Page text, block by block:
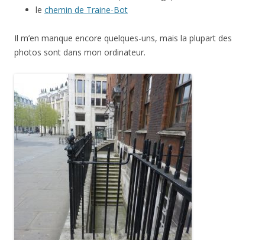
le chemin de Traine-Bot
Il m’en manque encore quelques-uns, mais la plupart des
photos sont dans mon ordinateur.